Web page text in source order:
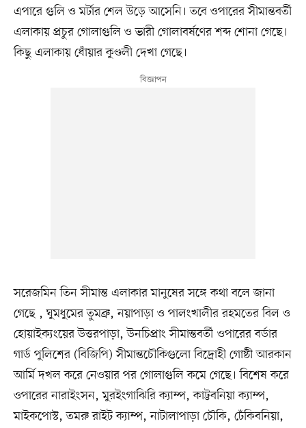
এপারে গুলি ও মর্টার শেল উড়ে আসেনি। তবে ওপারের সীমান্তবর্তী
এলাকায় প্রচুর গোলাগুলি ও ভারী গোলাবর্ষণের শব্দ শোনা গেছে।
কিছু এলাকায় ধোঁয়ার কুণ্ডলী দেখা গেছে।
সরেজমিন তিন সীমান্ত এলাকার মানুষের সঙ্গে কথা বলে জানা
গেছে , ঘুমধুমের তুমব্রু, নয়াপাড়া ও পালংখালীর রহমতের বিল ও
হোয়াইক্যংয়ের উত্তরপাড়া, উনচিপ্রাং সীমান্তবর্তী ওপারের বর্ডার
গার্ড পুলিশের (বিজিপি) সীমান্তচৌকিগুলো বিদ্রোহী গোষ্ঠী আরকান
আর্মি দখল করে নেওয়ার পর গোলাগুলি কমে গেছে। বিশেষ করে
ওপারের নারাইংসন, মুরইংগাঝিরি ক্যাম্প, কাট্টবনিয়া ক্যাম্প,
মাইকপোস্ট, তমরু রাইট ক্যাম্প, নাটালাপাড়া চৌকি, ঢেঁকিবনিয়া,